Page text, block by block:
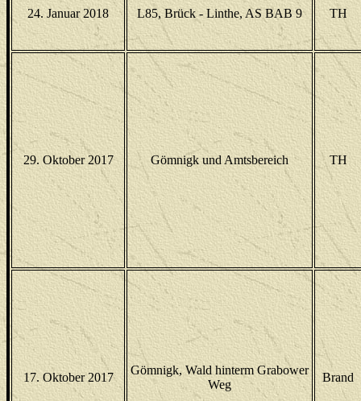
24. Januar 2018 L85, Brück - Linthe, AS BAB 9 TH
29. Oktober 2017 Gömnigk und Amtsbereich TH
17. Oktober 2017
Gömnigk, Wald hinterm Grabower
Weg
Brand